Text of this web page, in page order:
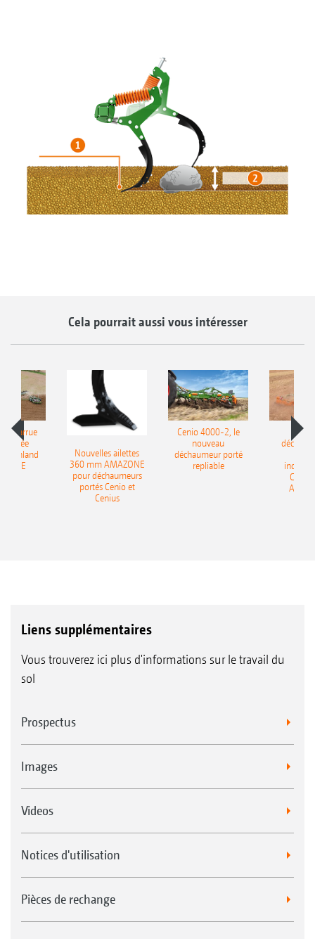
Cela pourrait aussi vous intéresser
charrue
portée
Onland
Nouvelles ailettes
360 mm AMAZONE
pour déchaumeurs
portés Cenio et
Cenius
Cenio 4000-2, le
nouveau
déchaumeur porté
repliable
Liens supplémentaires
Vous trouverez ici plus d'informations sur le travail du
sol
Prospectus
Images
Videos
Notices d'utilisation
Pièces de rechange